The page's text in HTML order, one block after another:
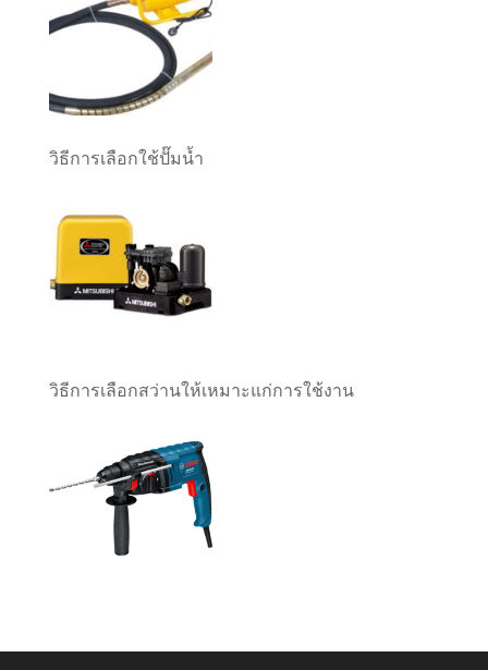
วิธีการเลือกใช้ปั๊มน้ำ
วิธีการเลือกสว่านให้เหมาะแก่การใช้งาน